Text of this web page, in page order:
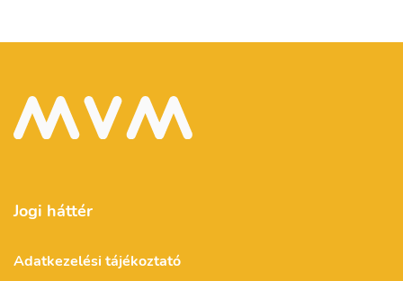
Jogi háttér
Adatkezelési tájékoztató